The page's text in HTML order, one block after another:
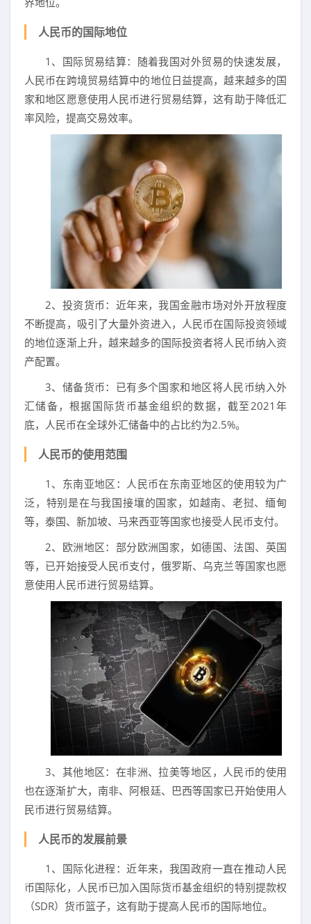
人民币的国际地位
1、国际贸易结算：随着我国对外贸易的快速发展，
人民币在跨境贸易结算中的地位日益提高，越来越多的国
家和地区愿意使用人民币进行贸易结算，这有助于降低汇
率风险，提高交易效率。
2、投资货币：近年来，我国金融市场对外开放程度
不断提高，吸引了大量外资进入，人民币在国际投资领域
的地位逐渐上升，越来越多的国际投资者将人民币纳入资
产配置。
3、储备货币：已有多个国家和地区将人民币纳入外
汇储备，根据国际货币基金组织的数据，截至2021年
底，人民币在全球外汇储备中的占比约为2.5%。
人民币的使用范围
1、东南亚地区：人民币在东南亚地区的使用较为广
泛，特别是在与我国接壤的国家，如越南、老挝、缅甸
等，泰国、新加坡、马来西亚等国家也接受人民币支付。
2、欧洲地区：部分欧洲国家，如德国、法国、英国
等，已开始接受人民币支付，俄罗斯、乌克兰等国家也愿
意使用人民币进行贸易结算。
3、其他地区：在非洲、拉美等地区，人民币的使用
也在逐渐扩大，南非、阿根廷、巴西等国家已开始使用人
民币进行贸易结算。
人民币的发展前景
1、国际化进程：近年来，我国政府一直在推动人民
币国际化，人民币已加入国际货币基金组织的特别提款权
（SDR）货币篮子，这有助于提高人民币的国际地位。